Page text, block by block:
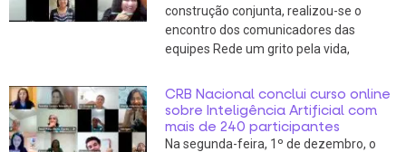
construção conjunta, realizou-se o
encontro dos comunicadores das
equipes Rede um grito pela vida,
CRB Nacional conclui curso online
sobre Inteligência Artificial com
mais de 240 participantes
Na segunda-feira, 1º de dezembro, o